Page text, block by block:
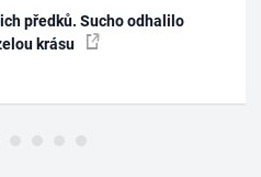
předků. Sucho odhalilo
krásu